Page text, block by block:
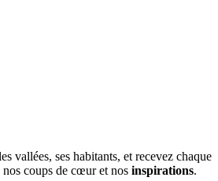
vallées, ses habitants, et recevez chaque
nos coups de cœur et nos inspirations.